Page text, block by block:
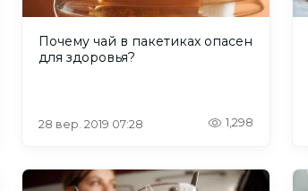
Почему чай в пакетиках опасен
для здоровья?
28 вер. 2019 07:28 1,298